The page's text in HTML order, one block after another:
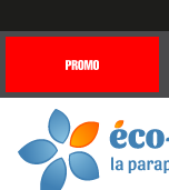
Offres